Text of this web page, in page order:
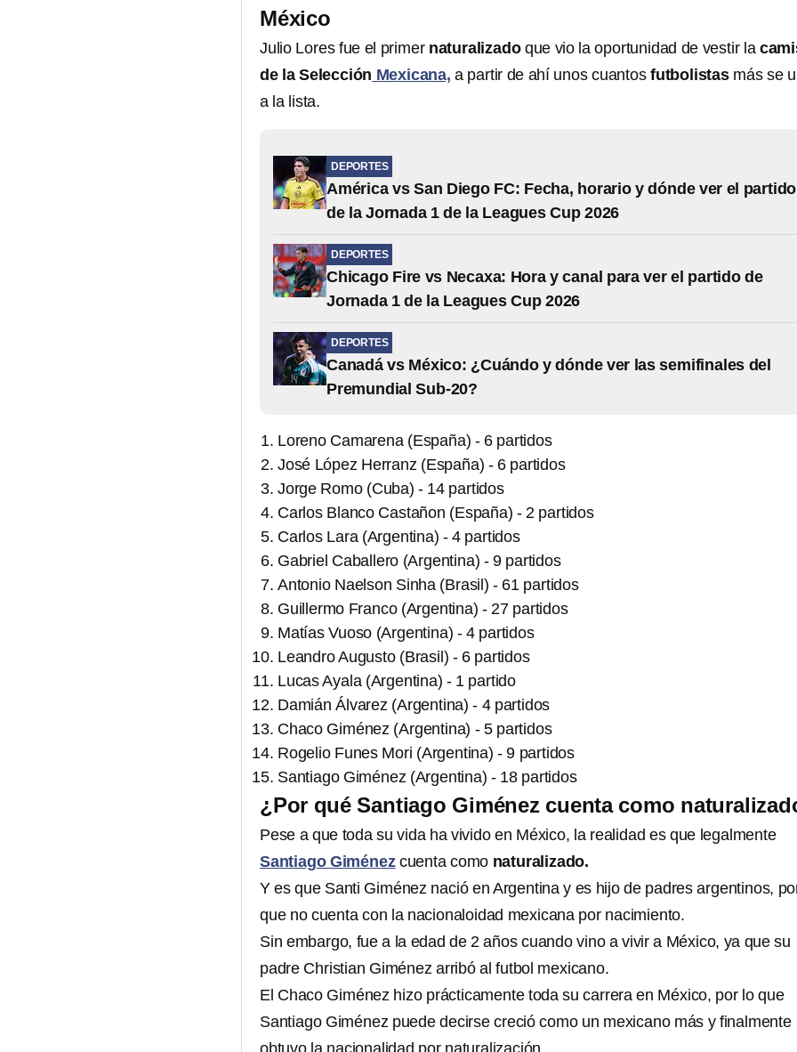
México
Julio Lores fue el primernaturalizadoque vio la oportunidad de vestir la
de la Selección Mexicana, a partir de ahí unos cuantosfutbolistas más se
a la lista.
DEPORTES
América vs San Diego FC: Fecha, horario y dónde ver el partido
de la Jornada 1 de la Leagues Cup 2026
DEPORTES
Chicago Fire vs Necaxa: Hora y canal para ver el partido de
Jornada 1 de la Leagues Cup 2026
DEPORTES
Canadá vs México: ¿Cuándo y dónde ver las semifinales del
Premundial Sub-20?
Loreno Camarena (España) - 6 partidos
José López Herranz (España) - 6 partidos
Jorge Romo (Cuba) - 14 partidos
Carlos Blanco Castañon (España) - 2 partidos
Carlos Lara (Argentina) - 4 partidos
Gabriel Caballero (Argentina) - 9 partidos
Antonio Naelson Sinha (Brasil) - 61 partidos
Guillermo Franco (Argentina) - 27 partidos
Matías Vuoso (Argentina) - 4 partidos
Leandro Augusto (Brasil) - 6 partidos
Lucas Ayala (Argentina) - 1 partido
Damián Álvarez (Argentina) - 4 partidos
Chaco Giménez (Argentina) - 5 partidos
Rogelio Funes Mori (Argentina) - 9 partidos
Santiago Giménez (Argentina) - 18 partidos
¿Por qué Santiago Giménez cuenta como
Pese a que toda su vida ha vivido en México, la realidad es que legalmente
Santiago Giménezcuenta como naturalizado.
Y es que Santi Giménez nació en Argentina y es hijo de padres argentinos,
que no cuenta con la nacionaloidad mexicana por nacimiento.
Sin embargo, fue a la edad de 2 años cuando vino a vivir a México, ya que su
padre Christian Giménez arribó al futbol mexicano.
El Chaco Giménez hizo prácticamente toda su carrera en México, por lo que
Santiago Giménez puede decirse creció como un mexicano más y finalmente